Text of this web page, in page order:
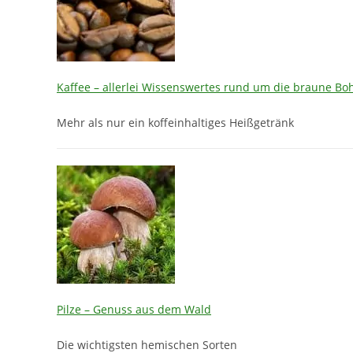
Kaffee – allerlei Wissenswertes rund um die braune
Mehr als nur ein koffeinhaltiges Heißgetränk
Pilze – Genuss aus dem Wald
Die wichtigsten hemischen Sorten